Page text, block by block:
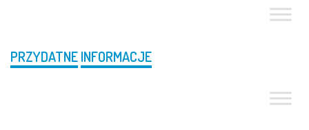
PRZYDATNEINFORMACJE